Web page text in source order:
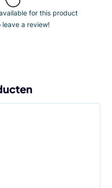
for this product
a review!